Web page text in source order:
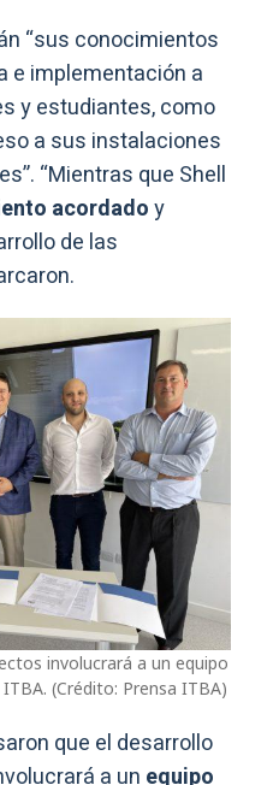
“sus conocimientos
e implementación a
y estudiantes, como
a sus instalaciones
“Mientras que Shell
acordadoy
de las
involucrará a un equipo
(Crédito: Prensa ITBA)
que el desarrollo
a un equipo